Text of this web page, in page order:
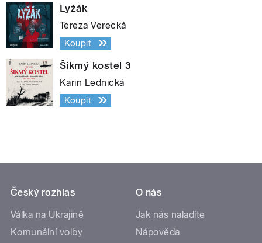
Lyžák
Tereza Verecká
Koupit
Šikmý kostel 3
Karin Lednická
Koupit
Český rozhlas
Válka na Ukrajině
Komunální volby
O nás
Jak nás naladíte
Nápověda